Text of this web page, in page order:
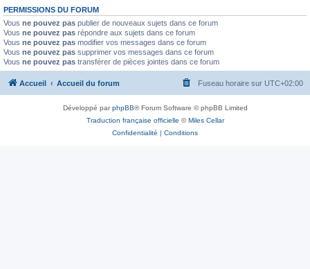
PERMISSIONS DU FORUM
Vous ne pouvez pas publier de nouveaux sujets dans ce forum
Vous ne pouvez pas répondre aux sujets dans ce forum
Vous ne pouvez pas modifier vos messages dans ce forum
Vous ne pouvez pas supprimer vos messages dans ce forum
Vous ne pouvez pas transférer de pièces jointes dans ce forum
Accueil Accueil du forum Fuseau horaire sur UTC+02:00
Développé parphpBB® Forum Software © phpBB Limited
Traduction française officielle ©Miles Cellar
Confidentialité | Conditions